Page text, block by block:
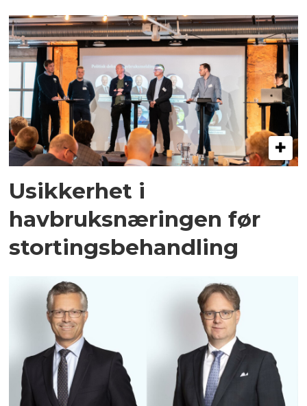
Usikkerhet i
havbruksnæringen før
stortingsbehandling